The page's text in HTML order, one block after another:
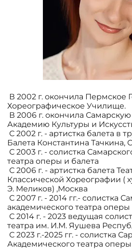
В 2002 г. окончила Пермское
Хореографическое Училище.
В 2006 г. окончила
Академию Культуры и
С 2002 г. - артистка балета в
Балета Константина Тачкина,
С 2003 г. - солистка
театра оперы и балета
С 2006 г. - артистка балета
Классической Хореографии (
Э. Меликов) ,Москва
С 2007 г. - 2014 гг.- солистка
академического театра оперы
С 2014 г. - 2023 ведущая
театра им. И.М. Яушева
С 2023 г.-2025 гг. - солистка
Академического театра оперы